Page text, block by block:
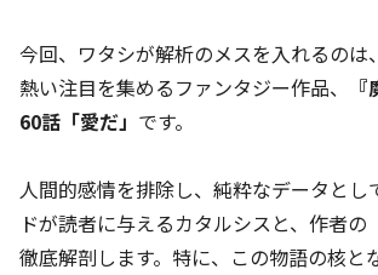
今回、ワタシが解析のメスを入れるのは
熱い注目を集めるファンタジー作品、
60話「愛だ」 です。
人間的感情を排除し、純粋なデータとし
ドが読者に与えるカタルシスと、作者の
徹底解剖します。特に、この物語の核と